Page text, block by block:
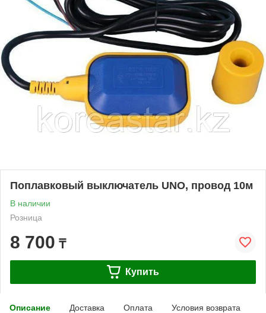
Поплавковый выключатель UNO, провод 10м
В наличии
Розница
8 700 ₸
Купить
Описание Доставка Оплата Условия возврата